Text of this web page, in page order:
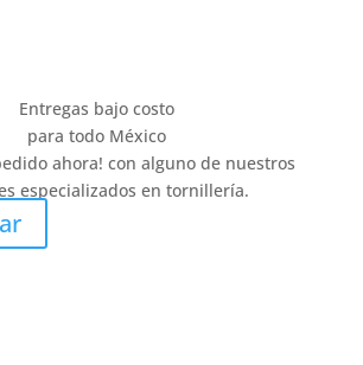
Entregas bajo costo
para todo México
ahora! con alguno de nuestros
especializados en tornillería.